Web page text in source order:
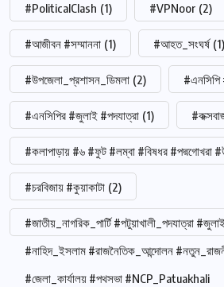
#PoliticalClash (1) #VPNoor (2)
#আজীবন #সম্মাননা (1) #আহত_সংঘর্ষ (1)
#উপজেলা_প্রশাসন_ডিমলা (2) #এনসিপি
#এনসিপির #জুলাই #পদযাত্রা (1)
#কলাপাড়ায় #৬ #ফুট #লম্বা #বিষধর #পদ্মগোখরা
#চরবিজায় #কুয়াকাটা (2)
#জাতীয়_নাগরিক_পার্টি #পটুয়াখালী_পদযাত্রা
#নাহিদ_ইসলাম #রাজনৈতিক_আন্দোলন
#জেলা_কার্যালয় #পথসভা #NCP_Patuakhali